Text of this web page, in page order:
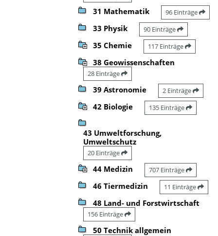
31 Mathematik 96 Einträge
33 Physik 90 Einträge
35 Chemie 117 Einträge
38 Geowissenschaften
28 Einträge
39 Astronomie 2 Einträge
42 Biologie 135 Einträge
43 Umweltforschung,
Umweltschutz
20 Einträge
44 Medizin 707 Einträge
46 Tiermedizin 11 Einträge
48 Land- und Forstwirtschaft
156 Einträge
50 Technik allgemein